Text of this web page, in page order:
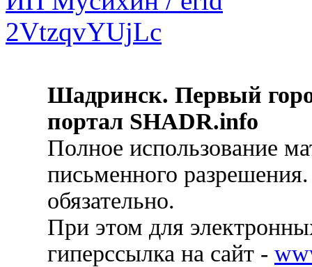
Шадринск. Первый
портал SHADR.info
Полное использование
письменного
обязательно.
При этом для
гиперссылка на сайт -